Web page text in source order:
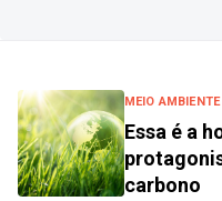
MEIO AMBIENTE
Essa é a
carbono